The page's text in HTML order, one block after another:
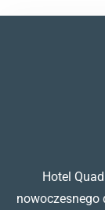
Hotel
nowoczesnego